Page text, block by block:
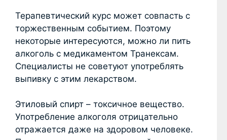
Терапевтический курс может совпасть с
торжественным событием. Поэтому
некоторые интересуются, можно ли пить
алкоголь с медикаментом Транексам.
Специалисты не советуют употреблять
выпивку с этим лекарством.
Этиловый спирт – токсичное вещество.
Употребление алкоголя отрицательно
отражается даже на здоровом человеке.